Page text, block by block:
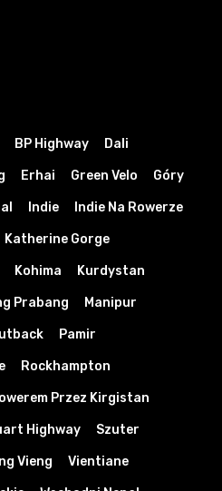
BP Highway Dali
Erhai Green Velo Góry
Indie Indie Na Rowerze
Katherine Gorge
Kohima Kurdystan
Prabang Manipur
Pamir
Rockhampton
Przez Kirgistan
Highway Szuter
Vieng Vientiane